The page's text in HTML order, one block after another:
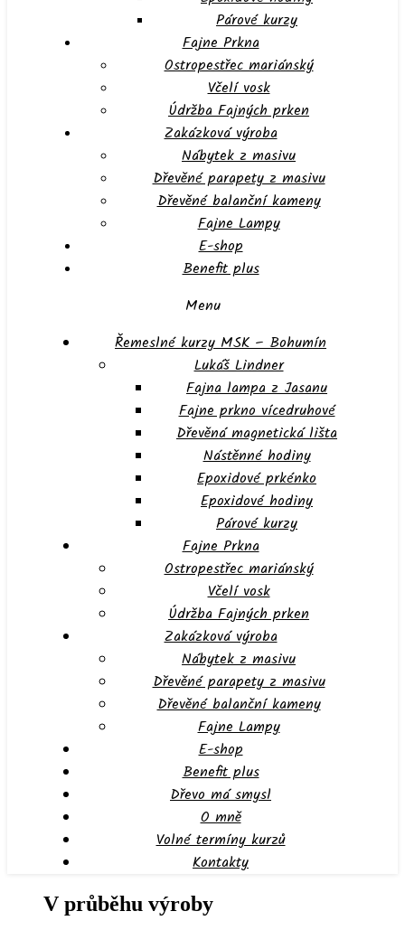
Párové kurzy
Fajne Prkna
Ostropestřec mariánský
Včelí vosk
Údržba Fajných prken
Zakázková výroba
Nábytek z masivu
Dřevěné parapety z masivu
Dřevěné balanční kameny
Fajne Lampy
E-shop
Benefit plus
Menu
Řemeslné kurzy MSK – Bohumín
Lukáš Lindner
Fajna lampa z Jasanu
Fajne prkno vícedruhové
Dřevěná magnetická lišta
Nástěnné hodiny
Epoxidové prkénko
Epoxidové hodiny
Párové kurzy
Fajne Prkna
Ostropestřec mariánský
Včelí vosk
Údržba Fajných prken
Zakázková výroba
Nábytek z masivu
Dřevěné parapety z masivu
Dřevěné balanční kameny
Fajne Lampy
E-shop
Benefit plus
Dřevo má smysl
O mně
Volné termíny kurzů
Kontakty
V průběhu výroby